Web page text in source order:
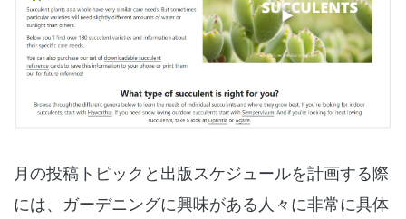
月の投稿トピックと出版スケジュールを計画する際
には、ガーデニングに興味がある人々に非常に具体